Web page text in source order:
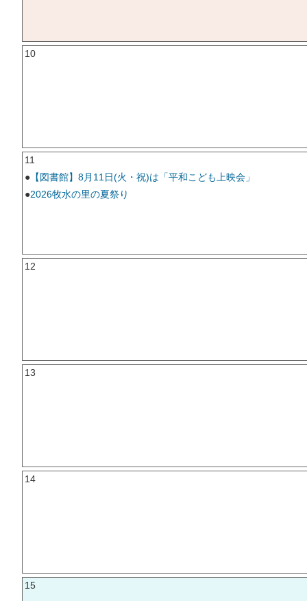
10
11
● 【図書館】8月11日(火・祝)は「平和こども上映会」
●2026牧水の里の夏祭り
12
13
14
15